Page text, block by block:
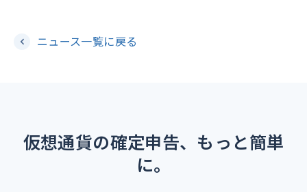
ニュース一覧に戻る
仮想通貨の確定申告、もっと簡単
に。